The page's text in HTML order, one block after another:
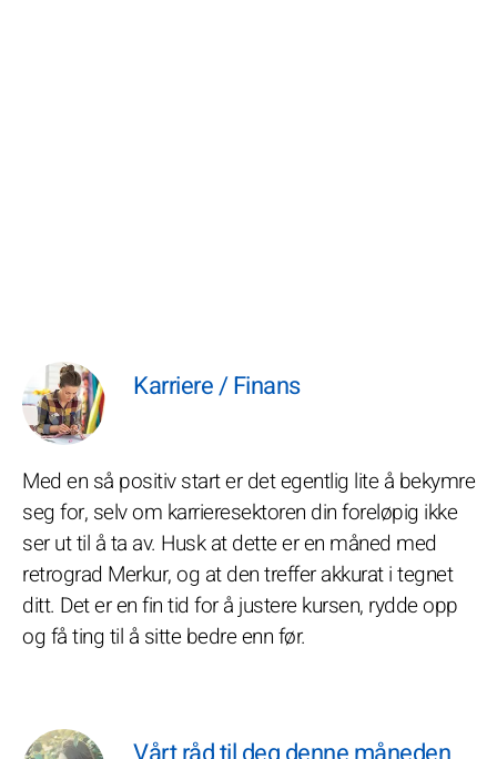
Karriere / Finans
Med en så positiv start er det egentlig lite å bekymre
seg for, selv om karrieresektoren din foreløpig ikke
ser ut til å ta av. Husk at dette er en måned med
retrograd Merkur, og at den treffer akkurat i tegnet
ditt. Det er en fin tid for å justere kursen, rydde opp
og få ting til å sitte bedre enn før.